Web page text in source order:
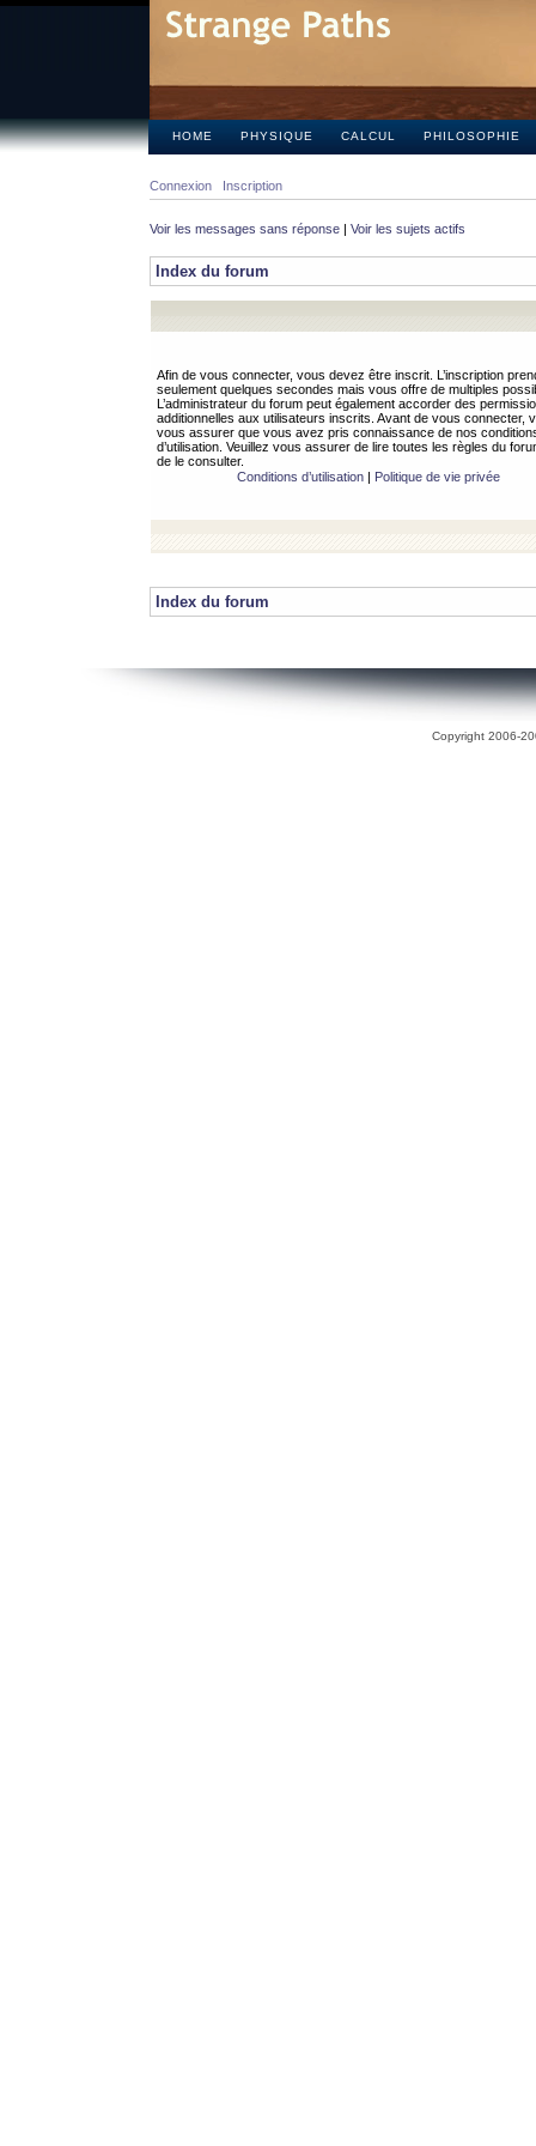
HOME PHYSIQUE CALCUL PHILOSOPHIE
Connexion Inscription
Voir les messages sans réponse | Voir les sujets actifs
Index du forum
Afin de vous connecter, vous devez être inscrit. L’inscription
seulement quelques secondes mais vous offre de multiples
L’administrateur du forum peut également accorder des
additionnelles aux utilisateurs inscrits. Avant de vous connecter,
vous assurer que vous avez pris connaissance de nos
d’utilisation. Veuillez vous assurer de lire toutes les règles du
de le consulter.
Conditions d’utilisation| Politique de vie privée
Index du forum
Copyright 2006-